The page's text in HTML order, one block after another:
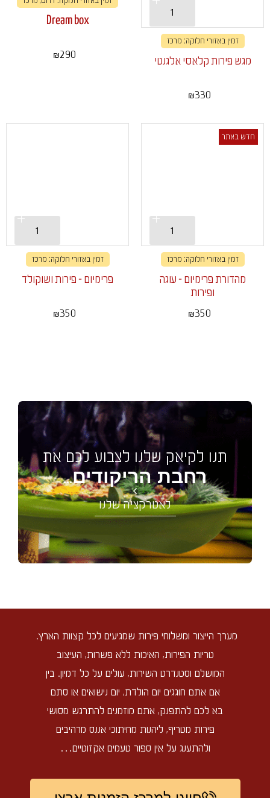
זמין באזורי חלוקה: מרכז
מגש פירות קלאסי אלגנטי
₪330
Dream box
₪290
חדש באתר
זמין באזורי חלוקה: מרכז
מהדורת פרימיום - עוגה
ופירות
₪350
זמין באזורי חלוקה: מרכז
פרימיום - פירות ושוקולד
₪350
תנו לקיאק שלנו לצבוע לכם את
רחבת הריקודים...
לאטרקציה שלנו
מערך הייצור ומשלוחי פירות שמגיעים לכל קצוות הארץ.
טריות הפירות, האיכות ללא פשרות, העיצוב
המושלם וסטנדרט השירות, עולים על כל דמיון. בין
אם אתם חוגגים יום הולדת, יום נישואים או סתם
בא לכם להתפנק, אתם מוזמנים להתרגש מסושי
פירות מטריף, ליהנות מחיתוכי אננס מרהיבים
ולהתענג על אין ספור טעמים אקזוטיים…